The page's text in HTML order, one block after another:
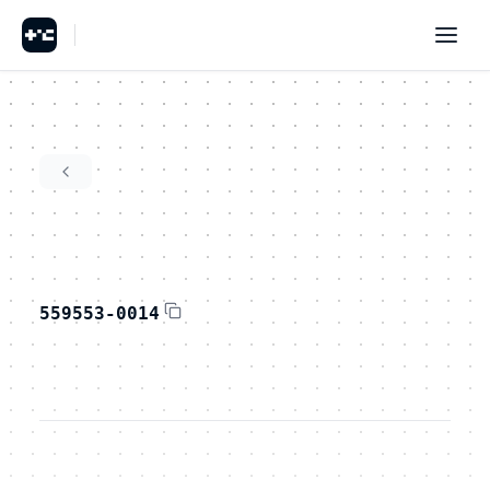
559553-0014